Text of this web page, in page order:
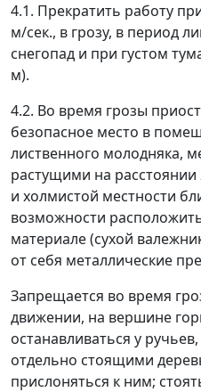
4.1. Прекратить работу
м/сек., в грозу, в период
снегопад и при густом
м).
4.2. Во время грозы
безопасное место в
лиственного молодняка,
растущими на расстоянии
и холмистой местности
возможности
материале (сухой
от себя металлические
Запрещается во время
движении, на вершине
останавливаться у
отдельно стоящими
прислоняться к ним;